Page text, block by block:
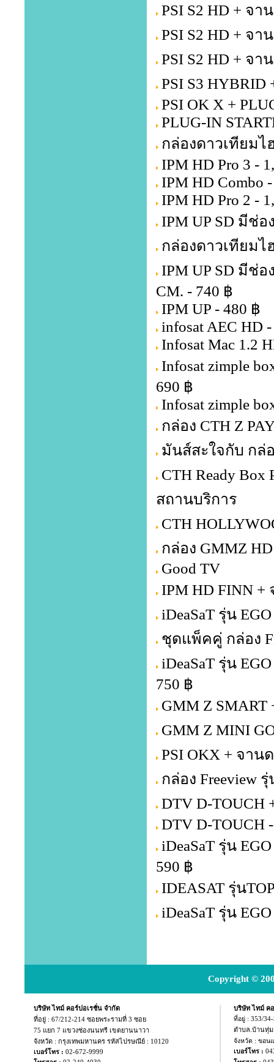
PSI S2 HD + จา
PSI S2 HD + จา
PSI S2 HD + จา
PSI S3 HYBRID
PSI OK X +
PLUG-IN
กล่องดาวเทียมไ
IPM HD Pro 3 -
IPM HD Combo
IPM HD Pro 2 -
IPM UP SD มีช่
กล่องดาวเทียมไ
IPM UP SD มีช่
CM. - 740 ฿
IPM UP - 480 ฿
infosat AEC HD
Infosat Mac 1.2
Infosat zimple
690 ฿
Infosat zimple
กล่อง CTH Z
มันส์สะใจกับ กล่
CTH Ready
สถานบริการ
CTH
กล่อง GMMZ
Good TV
IPM HD FINN +
iDeaSaT รุ่น
ชุดแพ็คคู่ กล่อง
iDeaSaT รุ่น
750 ฿
GMM Z SMART
GMM Z MINI
PSI OKX + จาน
กล่อง Freeview
DTV D-TOUCH
DTV D-TOUCH
iDeaSaT รุ่น
590 ฿
IDEASAT รุ่น
iDeaSaT รุ่น
Copyright ©
บริษัท ไทม์ คอร์ปอเรชั่น จำกัด
ที่อยู่ : 67/212-214 ซอยพระรามที่ 3 ซอย
75 แยก 7 แขวงช่องนนทรี เขตยานนาวา
จังหวัด : กรุงเทพมหานคร รหัสไปรษณีย์ : 10120
เบอร์โทร : 02-672-9999
บริษัท ไทม์ ค
ที่อยู่ : 353/
ตำบล.บ้านทุ่
จังหวัด : ขอน
เบอร์โทร :